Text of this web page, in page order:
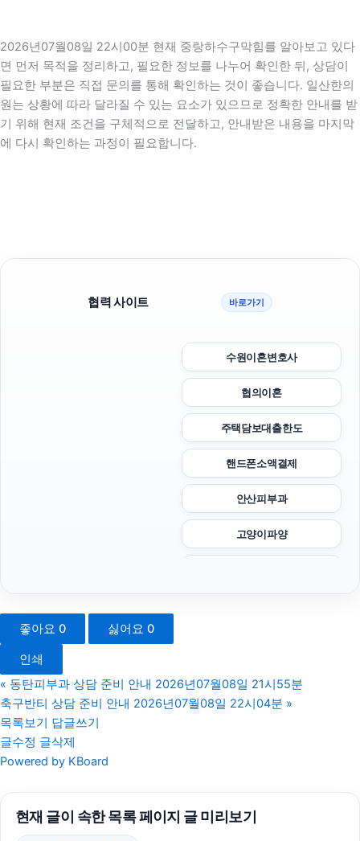
2026년07월08일 22시00분 현재 중랑하수구막힘를 알아보고 있다
면 먼저 목적을 정리하고, 필요한 정보를 나누어 확인한 뒤, 상담이
필요한 부분은 직접 문의를 통해 확인하는 것이 좋습니다. 일산한의
원는 상황에 따라 달라질 수 있는 요소가 있으므로 정확한 안내를 받
기 위해 현재 조건을 구체적으로 전달하고, 안내받은 내용을 마지막
에 다시 확인하는 과정이 필요합니다.
협력 사이트 바로가기
수원이혼변호사
협의이혼
주택담보대출한도
핸드폰소액결제
안산피부과
고양이파양
오렌지티켓
신용카드현금화
서울상간녀소송변호사
좋아요 0 싫어요 0
인쇄
« 동탄피부과 상담 준비 안내 2026년07월08일 21시55분
축구반티 상담 준비 안내 2026년07월08일 22시04분 »
목록보기
답글쓰기
글수정 글삭제
Powered by KBoard
현재 글이 속한 목록 페이지 글 미리보기